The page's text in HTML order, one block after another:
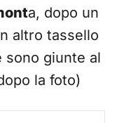
a, dopo un
altro tassello
sono giunte al
la foto)